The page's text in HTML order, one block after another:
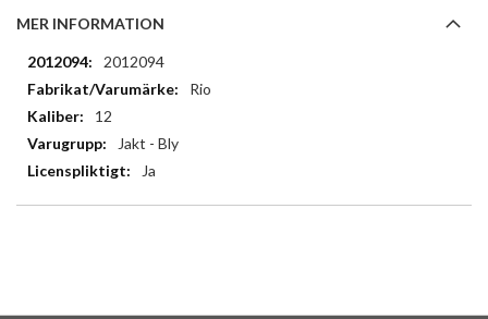
MER INFORMATION
Mer
information
2012094
Rio
12
Jakt - Bly
Ja